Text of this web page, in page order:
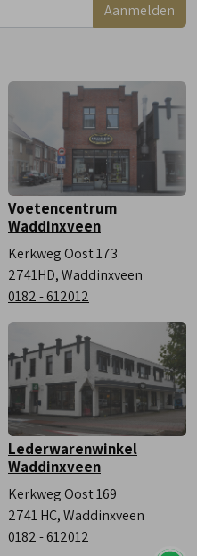
9:00 - 18:00
9:00 - 17:00
Aanmelden
Voetencentrum
Waddinxveen
Kerkweg Oost 173
2741HD, Waddinxveen
0182 - 612012
Lederwarenwinkel
Waddinxveen
Kerkweg Oost 169
2741 HC, Waddinxveen
0182 - 612012